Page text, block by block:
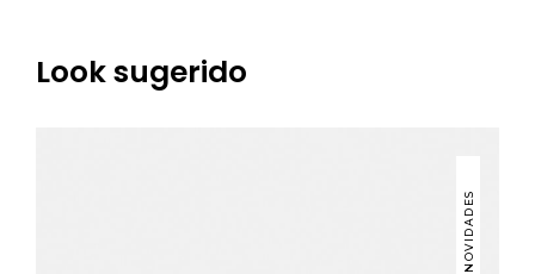
Look sugerido
NOVIDADES